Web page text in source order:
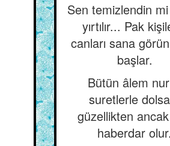
Sen temizlendin
yırtılır... Pak
canları sana
başlar.
Bütün âlem
suretlerle
güzellikten
haberdar olur.